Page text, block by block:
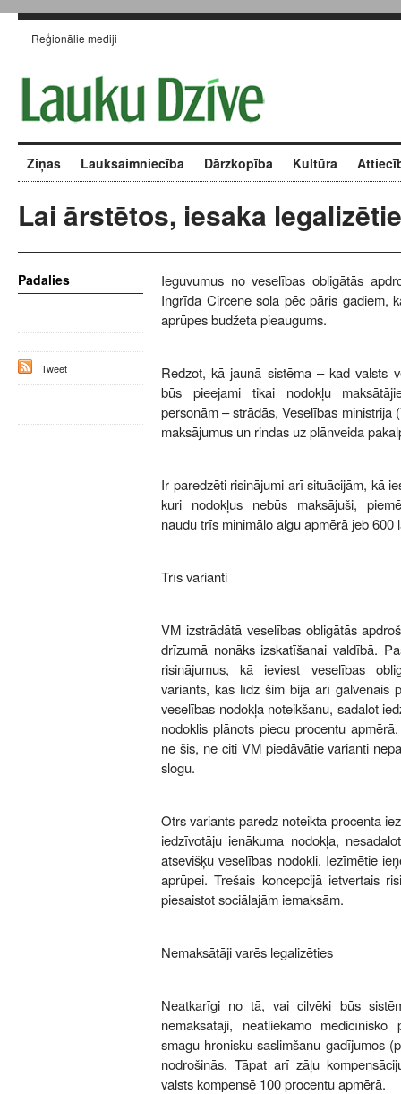
Reģionālie mediji
Ziņas Lauksaimniecība Dārzkopība Kultūra
Lai ārstētos, iesaka
Ieguvumus no veselības obligātās
Ingrīda Circene sola pēc pāris gadiem,
aprūpes budžeta pieaugums.
Redzot, kā jaunā sistēma – kad valsts
būs pieejami tikai nodokļu
personām – strādās, Veselības ministrija
maksājumus un rindas uz plānveida
Ir paredzēti risinājumi arī situācijām, kā
kuri nodokļus nebūs maksājuši,
naudu trīs minimālo algu apmērā jeb 600
Trīs varianti
VM izstrādātā veselības obligātās
drīzumā nonāks izskatīšanai valdībā.
risinājumus, kā ieviest veselības
variants, kas līdz šim bija arī galvenais
veselības nodokļa noteikšanu, sadalot
nodoklis plānots piecu procentu
ne šis, ne citi VM piedāvātie varianti
slogu.
Otrs variants paredz noteikta procenta
iedzīvotāju ienākuma nodokļa,
atsevišķu veselības nodokli. Iezīmētie
aprūpei. Trešais koncepcijā ietvertais
piesaistot sociālajām iemaksām.
Nemaksātāji varēs legalizēties
Neatkarīgi no tā, vai cilvēki būs
nemaksātāji, neatliekamo
smagu hronisku saslimšanu gadījumos
nodrošinās. Tāpat arī zāļu
valsts kompensē 100 procentu apmērā.
Padalies
Tweet